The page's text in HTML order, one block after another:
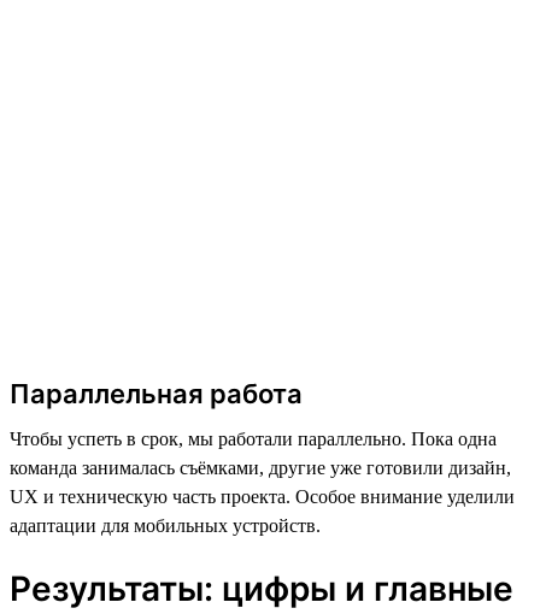
Параллельная работа
Чтобы успеть в срок, мы работали параллельно. Пока одна
команда занималась съёмками, другие уже готовили дизайн,
UX и техническую часть проекта. Особое внимание уделили
адаптации для мобильных устройств.
Результаты: цифры и главные